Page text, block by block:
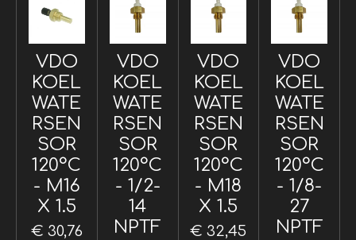
VDO
KOEL
WATE
RSEN
SOR
120°C
- M16
X 1.5
€ 30,76
VDO
KOEL
WATE
RSEN
SOR
120°C
- 1/2-
14
NPTF
VDO
KOEL
WATE
RSEN
SOR
120°C
- M18
X 1.5
€ 32,45
VDO
KOEL
WATE
RSEN
SOR
120°C
- 1/8-
27
NPTF